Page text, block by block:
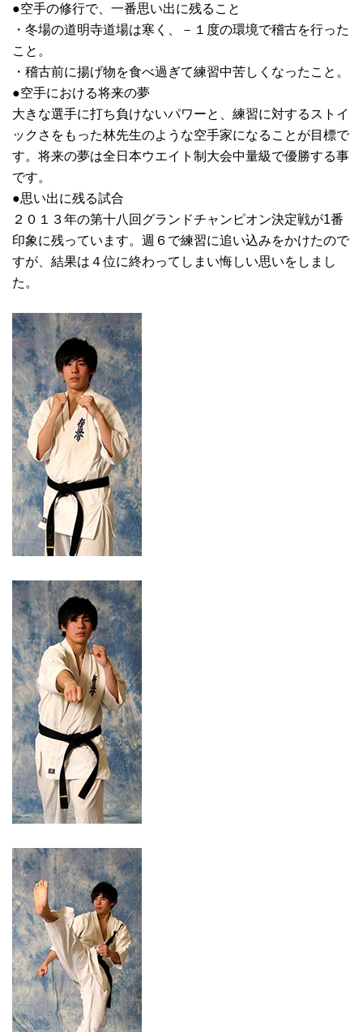
●空手の修行で、一番思い出に残ること
・冬場の道明寺道場は寒く、－１度の環境で稽古を行った
こと。
・稽古前に揚げ物を食べ過ぎて練習中苦しくなったこと。
●空手における将来の夢
大きな選手に打ち負けないパワーと、練習に対するストイ
ックさをもった林先生のような空手家になることが目標で
す。将来の夢は全日本ウエイト制大会中量級で優勝する事
です。
●思い出に残る試合
２０１３年の第十八回グランドチャンピオン決定戦が1番
印象に残っています。週６で練習に追い込みをかけたので
すが、結果は４位に終わってしまい悔しい思いをしまし
た。